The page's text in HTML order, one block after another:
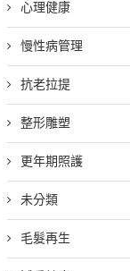
心理健康
慢性病管理
抗老拉提
整形雕塑
更年期照護
未分類
毛髮再生